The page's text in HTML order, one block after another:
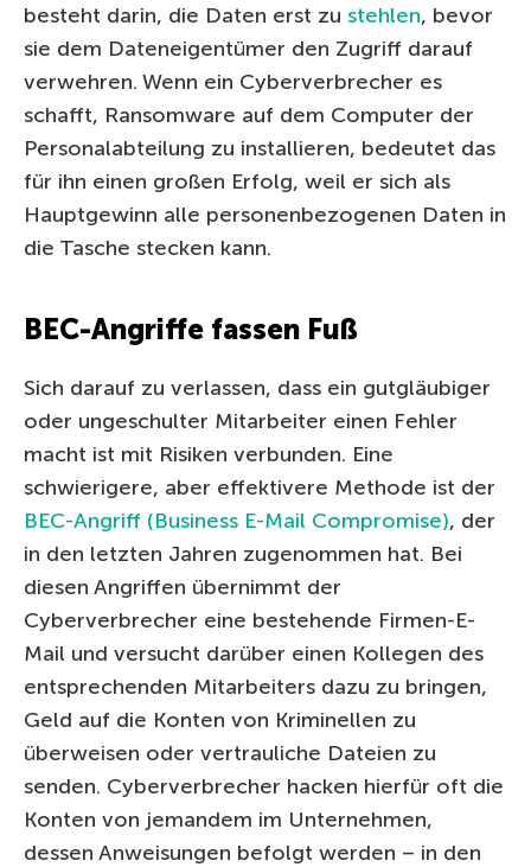
besteht darin, die Daten erst zu stehlen, bevor
sie dem Dateneigentümer den Zugriff darauf
verwehren. Wenn ein Cyberverbrecher es
schafft, Ransomware auf dem Computer der
Personalabteilung zu installieren, bedeutet das
für ihn einen großen Erfolg, weil er sich als
Hauptgewinn alle personenbezogenen Daten in
die Tasche stecken kann.
BEC-Angriffe fassen Fuß
Sich darauf zu verlassen, dass ein gutgläubiger
oder ungeschulter Mitarbeiter einen Fehler
macht ist mit Risiken verbunden. Eine
schwierigere, aber effektivere Methode ist der
BEC-Angriff (Business E-Mail Compromise), der
in den letzten Jahren zugenommen hat. Bei
diesen Angriffen übernimmt der
Cyberverbrecher eine bestehende Firmen-E-
Mail und versucht darüber einen Kollegen des
entsprechenden Mitarbeiters dazu zu bringen,
Geld auf die Konten von Kriminellen zu
überweisen oder vertrauliche Dateien zu
senden. Cyberverbrecher hacken hierfür oft die
Konten von jemandem im Unternehmen,
dessen Anweisungen befolgt werden – in den